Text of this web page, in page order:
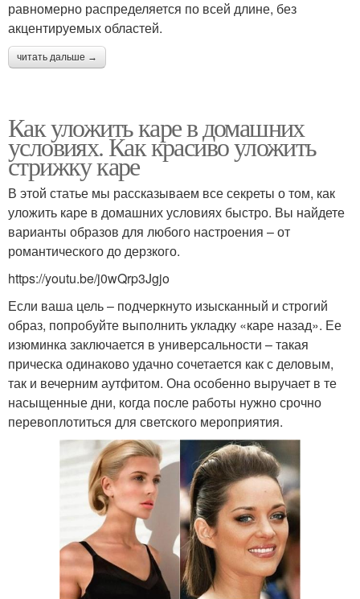
равномерно распределяется по всей длине, без
акцентируемых областей.
читать дальше →
Как уложить каре в домашних
условиях. Как красиво уложить
стрижку каре
В этой статье мы рассказываем все секреты о том, как
уложить каре в домашних условиях быстро. Вы найдете
варианты образов для любого настроения – от
романтического до дерзкого.
https://youtu.be/j0wQrp3Jgjo
Если ваша цель – подчеркнуто изысканный и строгий
образ, попробуйте выполнить укладку «каре назад». Ее
изюминка заключается в универсальности – такая
прическа одинаково удачно сочетается как с деловым,
так и вечерним аутфитом. Она особенно выручает в те
насыщенные дни, когда после работы нужно срочно
перевоплотиться для светского мероприятия.